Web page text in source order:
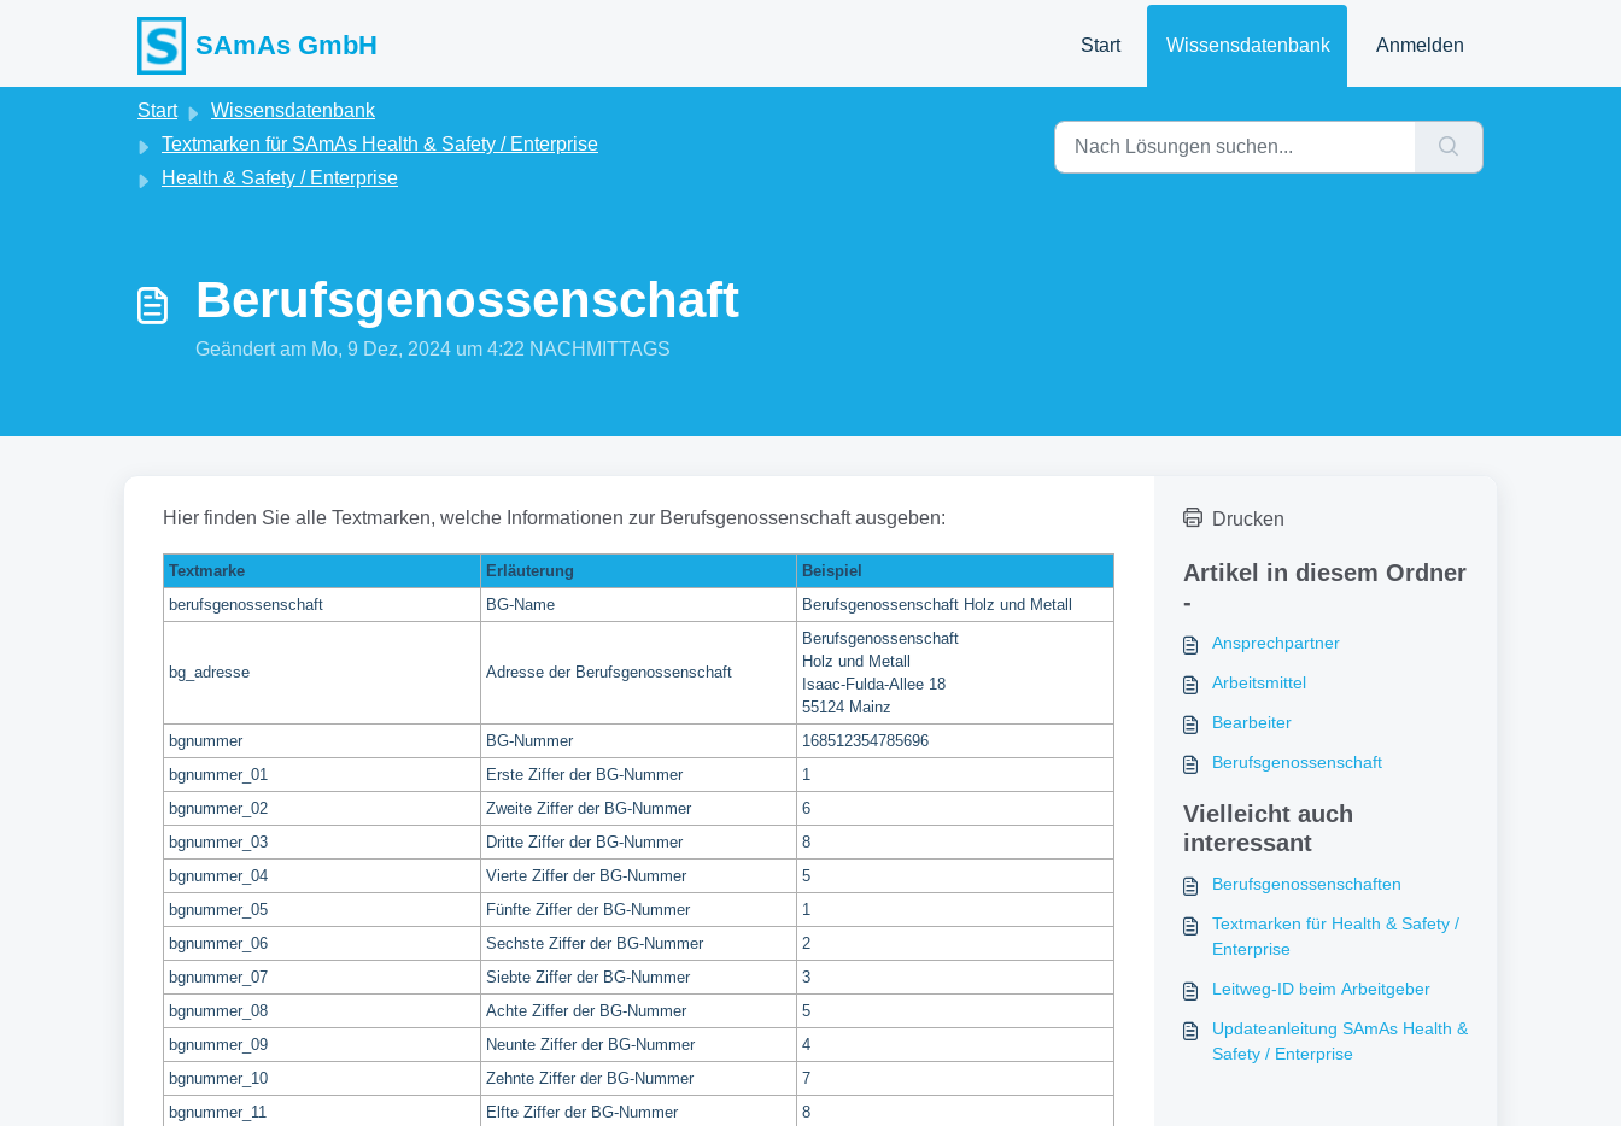
SAmAs GmbH Start Wissensdatenbank Anmelden
Start
Wissensdatenbank
Textmarken für SAmAs Health & Safety / Enterprise
Health & Safety / Enterprise
Berufsgenossenschaft
Geändert am Mo, 9 Dez, 2024 um 4:22 NACHMITTAGS
Hier finden Sie alle Textmarken, welche Informationen zur Berufsgenossenschaft ausgeben:
Textmarke Erläuterung
Beispiel
berufsgenossenschaft
BG-Name Berufsgenossenschaft Holz und Metall
bg_adresse Adresse der Berufsgenossenschaft
Berufsgenossenschaft
Holz und Metall
Isaac-Fulda-Allee 18
55124 Mainz
bgnummer
BG-Nummer
168512354785696
bgnummer_01
Erste Ziffer der BG-Nummer
1
bgnummer_02
Zweite Ziffer der BG-Nummer
6
bgnummer_03
Dritte Ziffer der BG-Nummer
8
bgnummer_04
Vierte Ziffer der BG-Nummer
5
bgnummer_05
Fünfte Ziffer der BG-Nummer
1
bgnummer_06
Sechste Ziffer der BG-Nummer
2
bgnummer_07
Siebte Ziffer der BG-Nummer
3
bgnummer_08
Achte Ziffer der BG-Nummer
5
bgnummer_09
Neunte Ziffer der BG-Nummer
4
bgnummer_10
Zehnte Ziffer der BG-Nummer
7
bgnummer_11
Elfte Ziffer der BG-Nummer
8
Drucken
Artikel in diesem Ordner
-
Ansprechpartner
Arbeitsmittel
Bearbeiter
Berufsgenossenschaft
Vielleicht auch
interessant
Berufsgenossenschaften
Textmarken für Health & Safety /
Enterprise
Leitweg-ID beim Arbeitgeber
Updateanleitung SAmAs Health &
Safety / Enterprise